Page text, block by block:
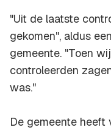
"Uit de laatste
gekomen", aldus
gemeente. "Toen
controleerden
was."
De gemeente